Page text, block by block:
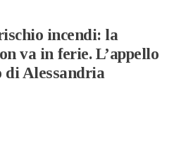
incendi: la
va in ferie. L’appello
di Alessandria